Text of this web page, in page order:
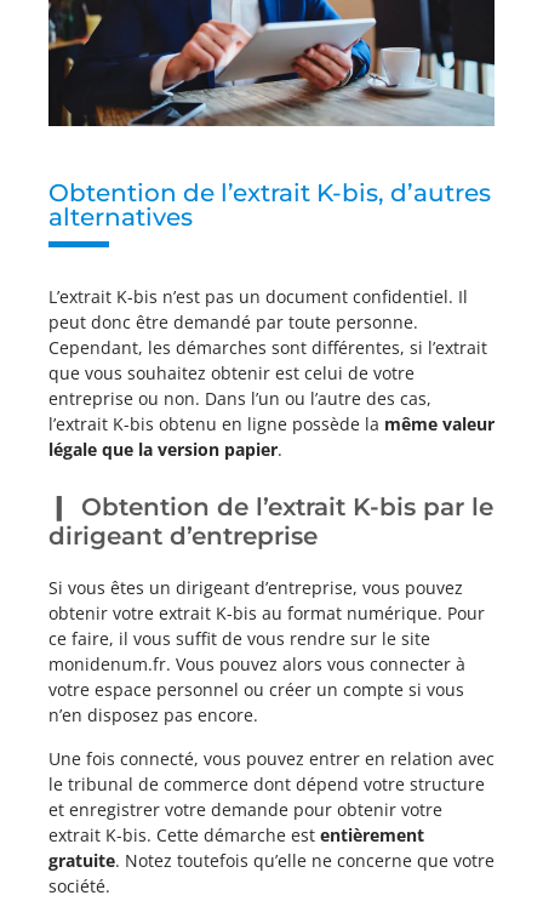
Obtention de l’extrait K-bis, d’autres
alternatives
L’extrait K-bis n’est pas un document confidentiel. Il
peut donc être demandé par toute personne.
Cependant, les démarches sont différentes, si l’extrait
que vous souhaitez obtenir est celui de votre
entreprise ou non. Dans l’un ou l’autre des cas,
l’extrait K-bis obtenu en ligne possède la même valeur
légale que la version papier.
Obtention de l’extrait K-bis par le
dirigeant d’entreprise
Si vous êtes un dirigeant d’entreprise, vous pouvez
obtenir votre extrait K-bis au format numérique. Pour
ce faire, il vous suffit de vous rendre sur le site
monidenum.fr. Vous pouvez alors vous connecter à
votre espace personnel ou créer un compte si vous
n’en disposez pas encore.
Une fois connecté, vous pouvez entrer en relation avec
le tribunal de commerce dont dépend votre structure
et enregistrer votre demande pour obtenir votre
extrait K-bis. Cette démarche est entièrement
gratuite. Notez toutefois qu’elle ne concerne que votre
société.